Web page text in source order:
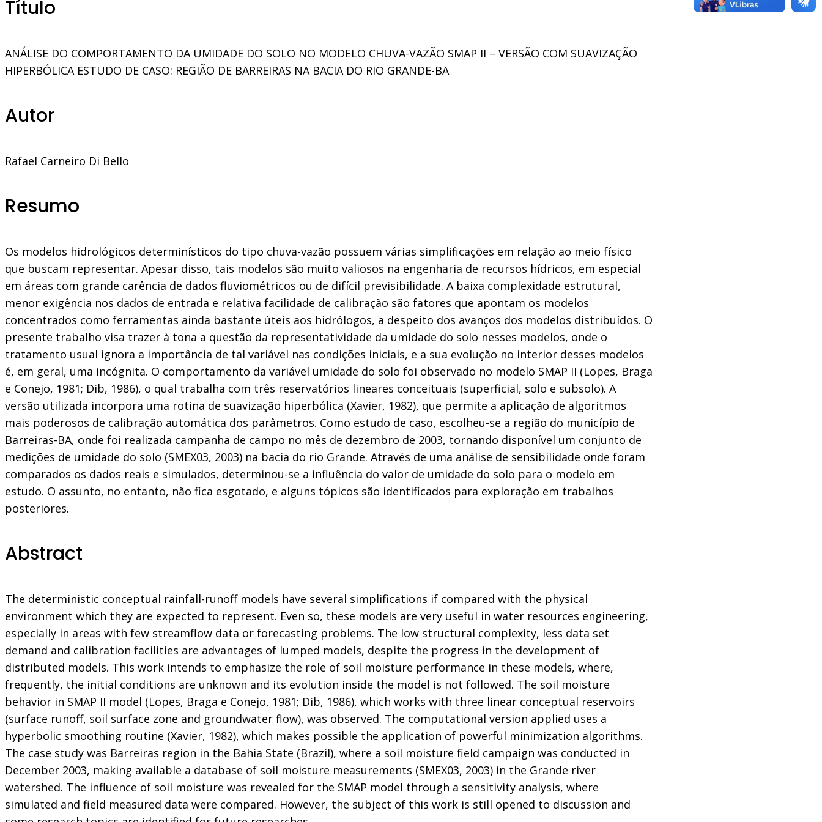
Título
ANÁLISE DO COMPORTAMENTO DA UMIDADE DO SOLO NO MODELO CHUVA-VAZÃO SMAP II – VERSÃO COM SUAVIZAÇÃO
HIPERBÓLICA ESTUDO DE CASO: REGIÃO DE BARREIRAS NA BACIA DO RIO GRANDE-BA
Autor
Rafael Carneiro Di Bello
Resumo
Os modelos hidrológicos determinísticos do tipo chuva-vazão possuem várias simplificações em relação ao meio físico
que buscam representar. Apesar disso, tais modelos são muito valiosos na engenharia de recursos hídricos, em especial
em áreas com grande carência de dados fluviométricos ou de difícil previsibilidade. A baixa complexidade estrutural,
menor exigência nos dados de entrada e relativa facilidade de calibração são fatores que apontam os modelos
concentrados como ferramentas ainda bastante úteis aos hidrólogos, a despeito dos avanços dos modelos distribuídos. O
presente trabalho visa trazer à tona a questão da representatividade da umidade do solo nesses modelos, onde o
tratamento usual ignora a importância de tal variável nas condições iniciais, e a sua evolução no interior desses modelos
é, em geral, uma incógnita. O comportamento da variável umidade do solo foi observado no modelo SMAP II (Lopes, Braga
e Conejo, 1981; Dib, 1986), o qual trabalha com três reservatórios lineares conceituais (superficial, solo e subsolo). A
versão utilizada incorpora uma rotina de suavização hiperbólica (Xavier, 1982), que permite a aplicação de algoritmos
mais poderosos de calibração automática dos parâmetros. Como estudo de caso, escolheu-se a região do município de
Barreiras-BA, onde foi realizada campanha de campo no mês de dezembro de 2003, tornando disponível um conjunto de
medições de umidade do solo (SMEX03, 2003) na bacia do rio Grande. Através de uma análise de sensibilidade onde foram
comparados os dados reais e simulados, determinou-se a influência do valor de umidade do solo para o modelo em
estudo. O assunto, no entanto, não fica esgotado, e alguns tópicos são identificados para exploração em trabalhos
posteriores.
Abstract
The deterministic conceptual rainfall-runoff models have several simplifications if compared with the physical
environment which they are expected to represent. Even so, these models are very useful in water resources engineering,
especially in areas with few streamflow data or forecasting problems. The low structural complexity, less data set
demand and calibration facilities are advantages of lumped models, despite the progress in the development of
distributed models. This work intends to emphasize the role of soil moisture performance in these models, where,
frequently, the initial conditions are unknown and its evolution inside the model is not followed. The soil moisture
behavior in SMAP II model (Lopes, Braga e Conejo, 1981; Dib, 1986), which works with three linear conceptual reservoirs
(surface runoff, soil surface zone and groundwater flow), was observed. The computational version applied uses a
hyperbolic smoothing routine (Xavier, 1982), which makes possible the application of powerful minimization algorithms.
The case study was Barreiras region in the Bahia State (Brazil), where a soil moisture field campaign was conducted in
December 2003, making available a database of soil moisture measurements (SMEX03, 2003) in the Grande river
watershed. The influence of soil moisture was revealed for the SMAP model through a sensitivity analysis, where
simulated and field measured data were compared. However, the subject of this work is still opened to discussion and